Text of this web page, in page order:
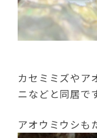
カセミミズやア
ニなどと同居です
アオウミウシも